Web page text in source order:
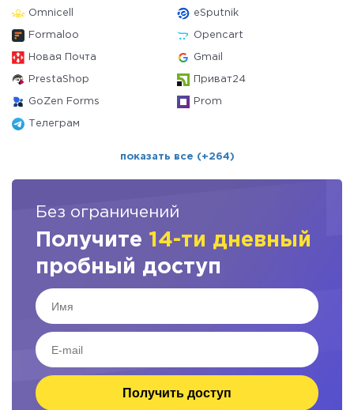
Omnicell eSputnik
Formaloo Opencart
Новая Почта Gmail
PrestaShop Приват24
GoZen Forms Prom
Телеграм
показать все (+264)
Без ограничений
Получите 14-ти дневный
пробный доступ
Получить доступ